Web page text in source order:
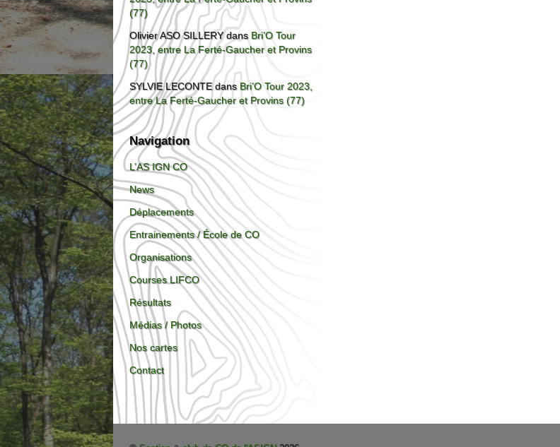
(77)
Olivier ASO SILLERYdans Bri’O Tour
2023, entre La Ferté-Gaucher et Provins
(77)
SYLVIE LECONTEdans Bri’O Tour 2023,
entre La Ferté-Gaucher et Provins (77)
Navigation
L’AS IGN CO
News
Déplacements
Entrainements / École de CO
Organisations
Courses LIFCO
Résultats
Médias / Photos
Nos cartes
Contact